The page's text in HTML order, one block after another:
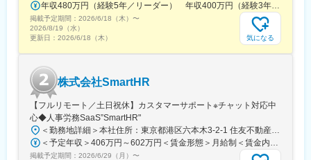
■当社について
株式会社宇部情報システム（UIS）は、山口県・福岡県を拠点に製
造業を中心とした全国のお客様へITソリューションを提供してき
大手化学メーカーUBE株式会社の情報システム部門をルーツとし
UBEグループに連なる私たちは、現在は大阪ガスを母体とする
Daigasグループの一員でもあります。
強固な顧客基盤と10年間で145％超の成長を続ける安定した環境
をしています。
変更の範囲：当社業務全般
年収480万円（経験5年／リーダー） 年収400万円（経験3年／メンバー）
掲載予定期間： 2026/6/18（木） 〜
2026/8/19（水）
更新日： 2026/6/18（木） 気になる
株式会社SmartHR
【フルリモート／土日祝休】カスタマーサポート※チャット対応中
心◆人事労務SaaS”SmartHR"
＜勤務地詳細＞本社住所：東京都港区六本木3-2-1 住友不動産六本木グランドタワー勤務地最寄駅：東京メトロ南北線／六本木一丁目駅受動喫煙対策：屋内全面禁煙変更の範囲：会社の定める事業所（リモートワーク含む）
＜予定年収＞406万円～602万円＜賃金形態＞月給制＜賃金内訳＞月額（基本給）：212,480円～315,200円その他固定手当/月：5,000円固定残業手当/月：77,520円～114,800円（固定残業時間45時間0分/月）超過した時間外労働の残業手当は追加支給＜月給＞295,000円～435,000円（一律手当を含む）＜昇給有無＞有＜残業手当＞有賃金はあくまでも目安の金額であり、選考を通じて上下する可能性があります。月給(月額)は固定手当を含めた表記です。
掲載予定期間： 2026/6/29（月） 〜